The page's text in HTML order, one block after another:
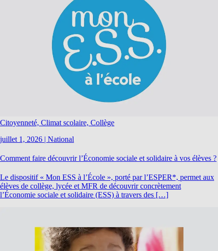
Citoyenneté, Climat scolaire, Collège
juillet 1, 2026 | National
Comment faire découvrir l’Économie sociale et solidaire à vos élèves ?
Le dispositif « Mon ESS à l’École », porté par l’ESPER*, permet aux
élèves de collège, lycée et MFR de découvrir concrètement
l’Économie sociale et solidaire (ESS) à travers des […]